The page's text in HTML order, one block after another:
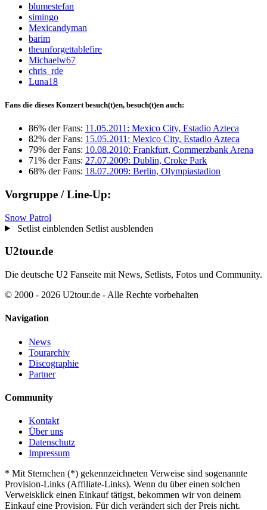
blumestefan
simingo
Mexicandyman
barim
theunforgettablefire
Michaelw67
chris_rde
Luna18
Fans die dieses Konzert besuch(t)en, besuch(t)en auch:
86% der Fans: 11.05.2011: Mexico City, Estadio Azteca
82% der Fans: 15.05.2011: Mexico City, Estadio Azteca
79% der Fans: 10.08.2010: Frankfurt, Commerzbank Arena
71% der Fans: 27.07.2009: Dublin, Croke Park
68% der Fans: 18.07.2009: Berlin, Olympiastadion
Vorgruppe / Line-Up:
Snow Patrol
Setlist einblenden Setlist ausblenden
U2tour.de
Die deutsche U2 Fanseite mit News, Setlists, Fotos und Community.
© 2000 - 2026 U2tour.de - Alle Rechte vorbehalten
Navigation
News
Tourarchiv
Discographie
Partner
Community
Kontakt
Über uns
Datenschutz
Impressum
* Mit Sternchen (*) gekennzeichneten Verweise sind sogenannte
Provision-Links (Affiliate-Links). Wenn du über einen solchen
Verweisklick einen Einkauf tätigst, bekommen wir von deinem
Einkauf eine Provision. Für dich verändert sich der Preis nicht.